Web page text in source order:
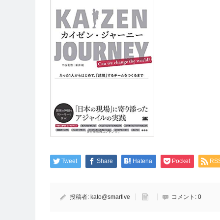
Tweet Share Hatena Pocket
投稿者: kato@smartive コメント: 0